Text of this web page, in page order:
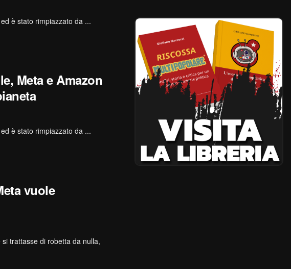
è stato rimpiazzato da ...
Meta e Amazon
è stato rimpiazzato da ...
vuole
trattasse di robetta da nulla,